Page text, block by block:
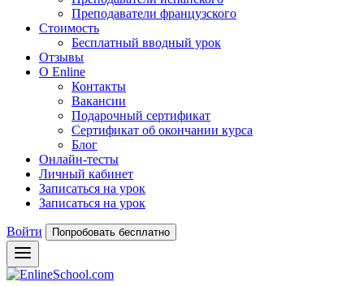
Преподаватели французского
Стоимость
Бесплатный вводный урок
Отзывы
О Enline
Контакты
Вакансии
Подарочный сертификат
Сертификат об окончании курса
Блог
Онлайн-тесты
Личный кабинет
Записаться на урок
Записаться на урок
Войти Попробовать бесплатно